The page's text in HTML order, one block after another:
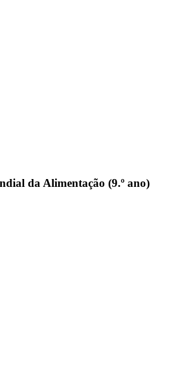
da Alimentação (9.º ano)